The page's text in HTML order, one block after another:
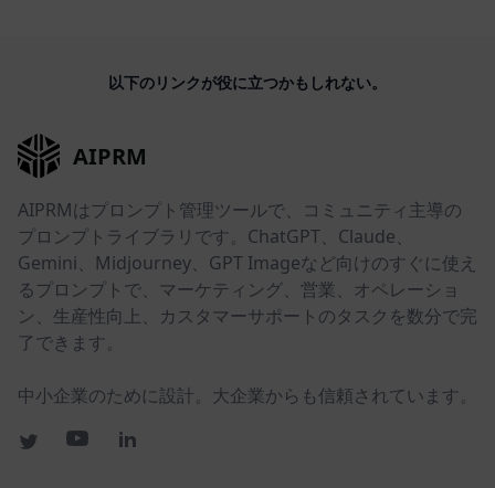
以下のリンクが役に立つかもしれない。
AIPRM
AIPRMはプロンプト管理ツールで、コミュニティ主導の
プロンプトライブラリです。ChatGPT、Claude、
Gemini、Midjourney、GPT Imageなど向けのすぐに使え
るプロンプトで、マーケティング、営業、オペレーショ
ン、生産性向上、カスタマーサポートのタスクを数分で完
了できます。
中小企業のために設計。大企業からも信頼されています。